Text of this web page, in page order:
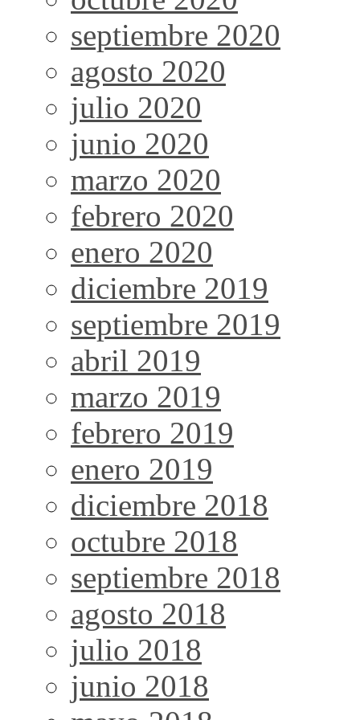
septiembre 2020
agosto 2020
julio 2020
junio 2020
marzo 2020
febrero 2020
enero 2020
diciembre 2019
septiembre 2019
abril 2019
marzo 2019
febrero 2019
enero 2019
diciembre 2018
octubre 2018
septiembre 2018
agosto 2018
julio 2018
junio 2018